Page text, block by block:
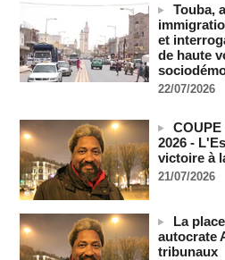
La Centrafrique et le Cameroun
un incident frontalier
06/08/2026 -
Vu & Lu sur X - Donald Trump
Urbanisation rapide - Le délégué
d'une banlieue durable
06/08/2026 -
Cameroun : des migrants
saisissent la justice pour contester
Washington
06/08/2026 -
Touba,
et
de haute
22/07/2026
COUPE
2026 -
victoire à
21/07/2026
La
autocrate
tribunaux